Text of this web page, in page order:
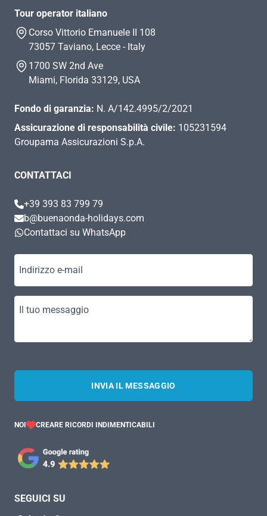
Tour operator italiano
Corso Vittorio Emanuele II 108
73057 Taviano, Lecce - Italy
1700 SW 2nd Ave
Miami, Florida 33129, USA
Fondo di garanzia: N. A/142.4995/2/2021
Assicurazione di responsabilità civile: 105231594
Groupama Assicurazioni S.p.A.
CONTATTACI
+39 393 83 799 79
b@buenaonda-holidays.com
Contattaci su WhatsApp
Indirizzo e-mail
Il tuo messaggio
INVIA IL MESSAGGIO
NOI CREARE RICORDI INDIMENTICABILI
SEGUICI SU